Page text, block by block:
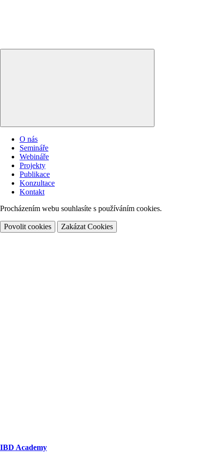
O nás
Semináře
Webináře
Projekty
Publikace
Konzultace
Kontakt
Procházením webu souhlasíte s používáním cookies.
Povolit cookies Zakázat Cookies
IBD Academy